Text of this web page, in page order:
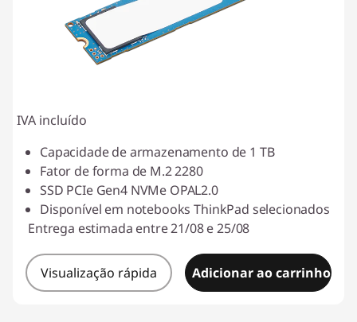
IVA incluído
Capacidade de armazenamento de 1 TB
Fator de forma de M.2 2280
SSD PCIe Gen4 NVMe OPAL2.0
Disponível em notebooks ThinkPad selecionados
Entrega estimada entre 21/08 e 25/08
Visualização rápida Adicionar ao carrinho